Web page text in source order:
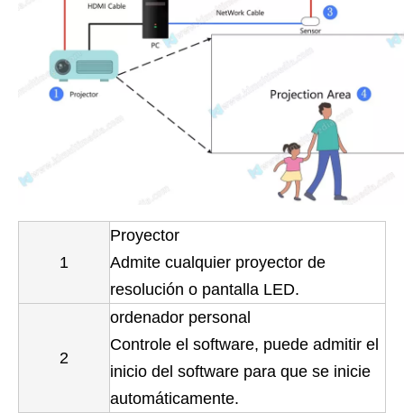
1
Proyector
Admite cualquier proyector de
resolución o pantalla LED.
2
ordenador personal
Controle el software, puede admitir el
inicio del software para que se inicie
automáticamente.